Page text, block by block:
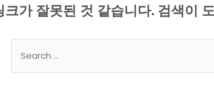
가 잘못된 것 같습니다. 검색이
for: